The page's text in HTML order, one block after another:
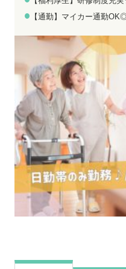
【通勤】マイカー通勤